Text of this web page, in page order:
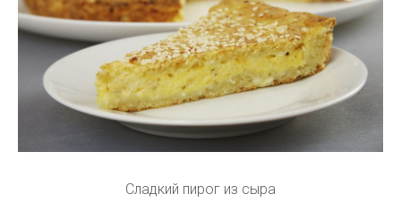
Сладкий пирог из сыра